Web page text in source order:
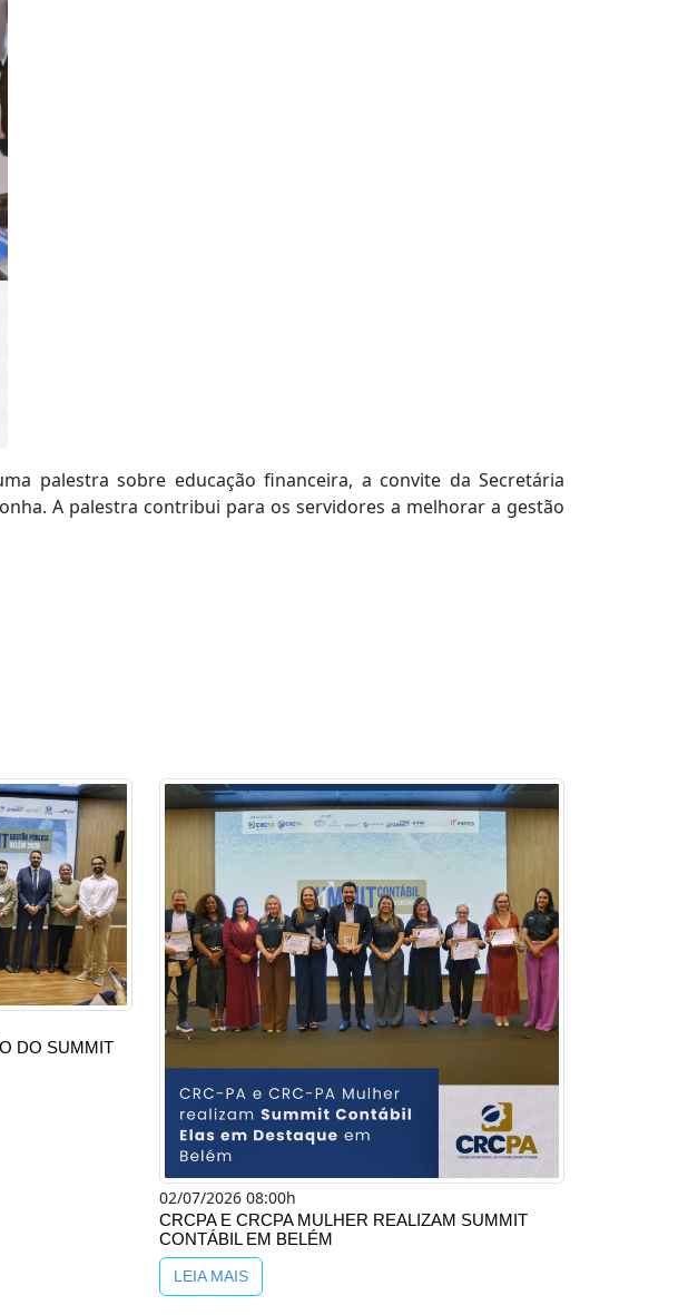
palestra sobre educação financeira, a convite da Secretária
A palestra contribui para os servidores a melhorar a gestão
DO SUMMIT
02/07/2026 08:00h
CRCPA E CRCPA MULHER REALIZAM SUMMIT
CONTÁBIL EM BELÉM
LEIA MAIS